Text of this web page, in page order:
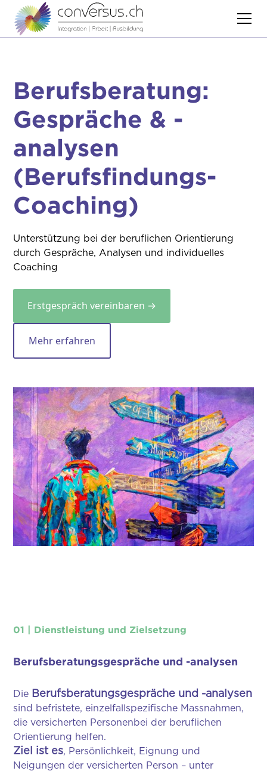
Berufsberatung:
Gespräche & -
analysen
(Berufsfindungs-
Coaching)
Unterstützung bei der beruflichen Orientierung
durch Gespräche, Analysen und individuelles
Coaching
Erstgespräch vereinbaren →
Mehr erfahren
01 | Dienstleistung und Zielsetzung
Berufsberatungsgespräche und -analysen
Die Berufsberatungsgespräche und -analysen
sind befristete, einzelfallspezifische Massnahmen,
die versicherten Personenbei der beruflichen
Orientierung helfen.
Ziel ist es, Persönlichkeit, Eignung und
Neigungen der versicherten Person – unter